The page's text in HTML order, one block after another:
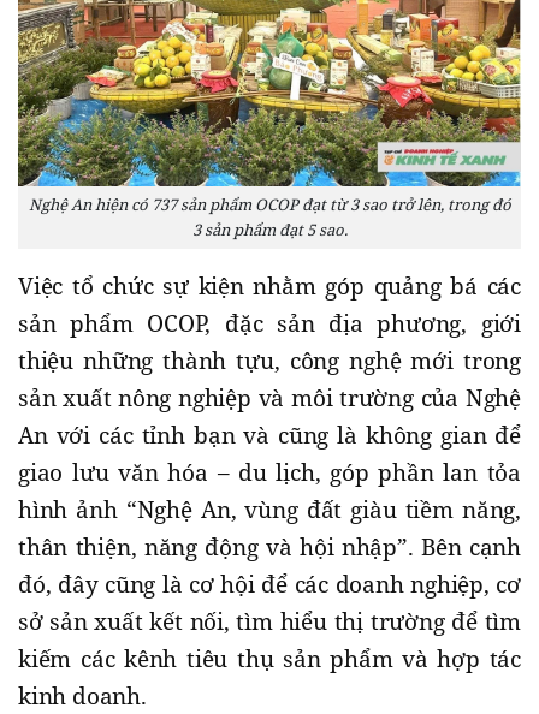
Nghệ An hiện có 737 sản phẩm OCOP đạt từ 3 sao trở lên, trong đó
3 sản phẩm đạt 5 sao.
Việc tổ chức sự kiện nhằm góp quảng bá các
sản phẩm OCOP, đặc sản địa phương, giới
thiệu những thành tựu, công nghệ mới trong
sản xuất nông nghiệp và môi trường của Nghệ
An với các tỉnh bạn và cũng là không gian để
giao lưu văn hóa – du lịch, góp phần lan tỏa
hình ảnh “Nghệ An, vùng đất giàu tiềm năng,
thân thiện, năng động và hội nhập”. Bên cạnh
đó, đây cũng là cơ hội để các doanh nghiệp, cơ
sở sản xuất kết nối, tìm hiểu thị trường để tìm
kiếm các kênh tiêu thụ sản phẩm và hợp tác
kinh doanh.